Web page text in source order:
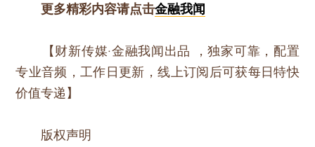
更多精彩内容请点击金融我闻
【财新传媒·金融我闻出品 ，独家可靠，配置
专业音频，工作日更新，线上订阅后可获每日特快
价值专递】
版权声明